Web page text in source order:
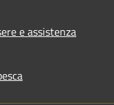
e assistenza